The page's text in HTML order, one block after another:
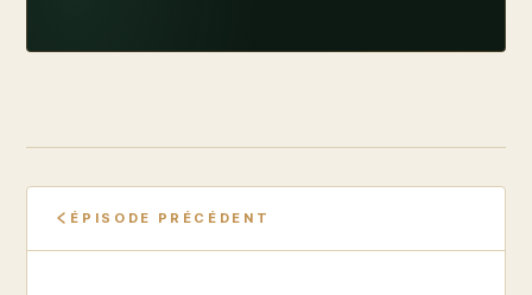
ÉPISODE PRÉCÉDENT